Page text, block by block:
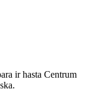
ir hasta Centrum